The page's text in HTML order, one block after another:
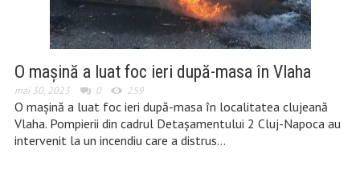
O mașină a luat foc ieri după-masa în Vlaha
mai 30, 2023 0 259
O mașină a luat foc ieri după-masa în localitatea clujeană
Vlaha. Pompierii din cadrul Detașamentului 2 Cluj-Napoca au
intervenit la un incendiu care a distrus…